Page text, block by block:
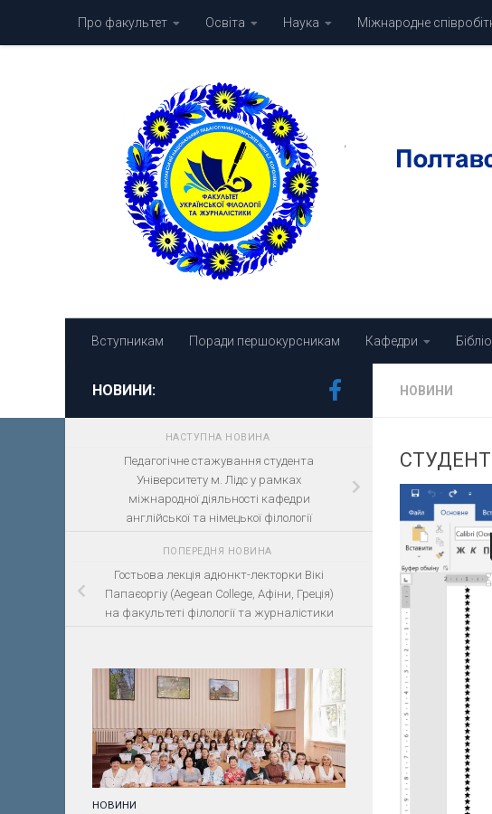
Skip to contentПро факультет Освіта Наука Міжнародне
Вступникам Поради першокурсникам Кафедри
НОВИНИ
НОВИНИ:
НАСТУПНА НОВИНА
Педагогічне стажування студента
Університету м. Лідс у рамках
міжнародної діяльності кафедри
англійської та німецької філології
ПОПЕРЕДНЯ НОВИНА
Гостьова лекція адюнкт-лекторки Вікі
Папаєоргіу (Aegean College, Афіни, Греція)
на факультеті філології та журналістики
НОВИНИ